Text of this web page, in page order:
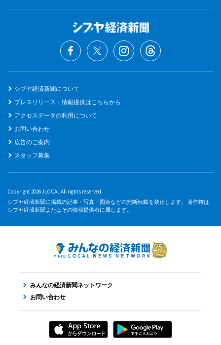
シブヤ経済新聞について
プレスリリース・情報提供はこちらから
アクセスデータの利用について
お問い合わせ
広告のご案内
スタッフ募集
Copyright 2026 JLOCAL All rights reserved.
シブヤ経済新聞に掲載の記事・写真・図表などの無断転載を禁止します。 著作権は
シブヤ経済新聞またはその情報提供者に属します。
みんなの経済新聞ネットワーク
お問い合わせ